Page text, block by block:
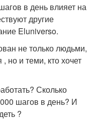
в день влияет на
другие
Eluniverso.
не только людьми,
но и теми, кто хочет
Сколько
шагов в день? И
?